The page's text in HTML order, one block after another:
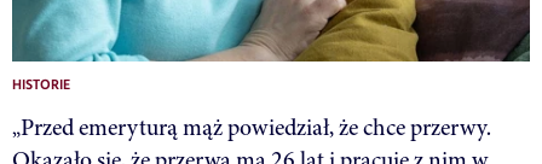
HISTORIE
„Przed emeryturą mąż powiedział, że chce przerwy.